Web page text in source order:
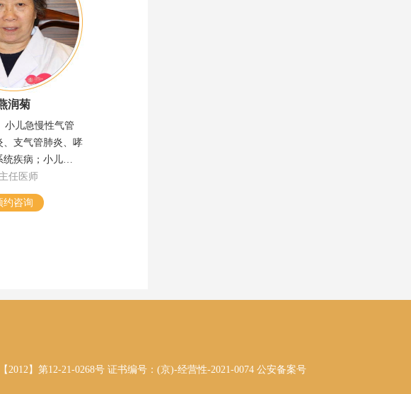
润菊
小儿急慢性气管
、支气管肺炎、哮
统疾病；小儿…
任医师
约咨询
2012】第12-21-0268号 证书编号：(京)-经营性-2021-0074 公安备案号